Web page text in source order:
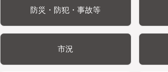
防災・防犯・事故等
市況